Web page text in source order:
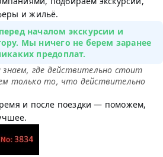
и жильё.
началом экскурсии и
Мы ничего не берем заранее
предоплат.
где действительно стоит
только то, что действительно
и после поездки — поможем,